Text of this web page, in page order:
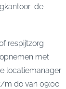
de
respijtzorg
met
locatiemanager
m do van 09:00